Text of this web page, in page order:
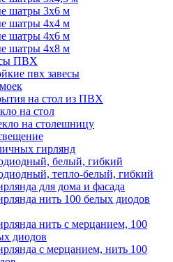
шатры 3х6 м
шатры 4х4 м
шатры 4х6 м
шатры 4х8 м
ПВХ
пвх завесы
на стол из ПВХ
на стол
на столешницу
гирлянд
белый, гибкий
тепло-белый, гибкий
для дома и фасада
нить 100 белых диодов
нить с мерцанием, 100
диодов
с мерцанием, нить 100